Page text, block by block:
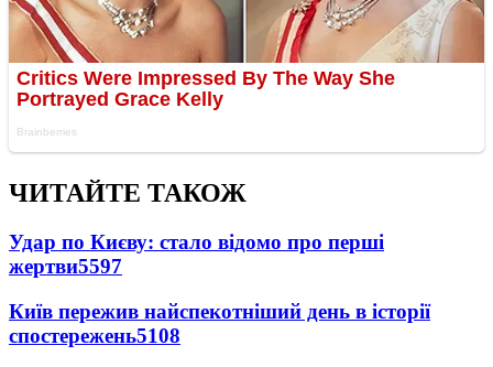
ЧИТАЙТЕ ТАКОЖ
Удар по Києву: стало відомо про перші
жертви5597
Київ пережив найспекотніший день в історії
спостережень5108